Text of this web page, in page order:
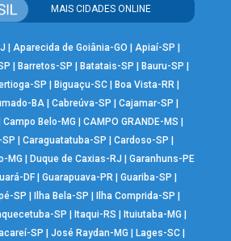
MAIS CIDADES ONLINE
Aparecida de Goiânia-GO Apiaí-SP
Barretos-SP Batatais-SP Bauru-SP
SP Biguaçu-SC Boa Vista-RR
BA| Cabreúva-SP Cajamar-SP
|Campo Belo-MG |CAMPO GRANDE-MS
Caraguatatuba-SP Cardoso-SP
MG Duque de Caxias-RJ
Garanhuns-PE
DF| Guarapuava-PR| Guariba-SP
SP Ilha Bela-SP Ilha Comprida-SP
SP Itaqui-RS Ituiutaba-MG
SP José Raydan-MG Lages-SC|